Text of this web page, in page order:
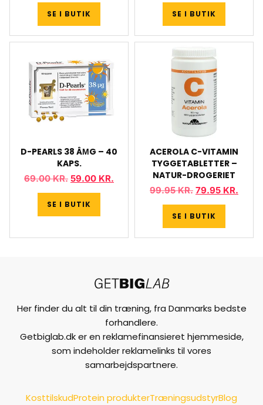
SE I BUTIK SE I BUTIK
D-PEARLS 38 ÂΜG – 40
KAPS.
69.00KR. 59.00 KR.
SE I BUTIK
ACEROLA C-VITAMIN
TYGGETABLETTER –
NATUR-DROGERIET
99.95KR. 79.95 KR.
SE I BUTIK
Her finder du alt til din træning, fra Danmarks bedste
forhandlere.
Getbiglab.dk er en reklamefinansieret hjemmeside,
som indeholder reklamelinks til vores
samarbejdspartnere.
KosttilskudProtein produkterTræningsudstyrBlog